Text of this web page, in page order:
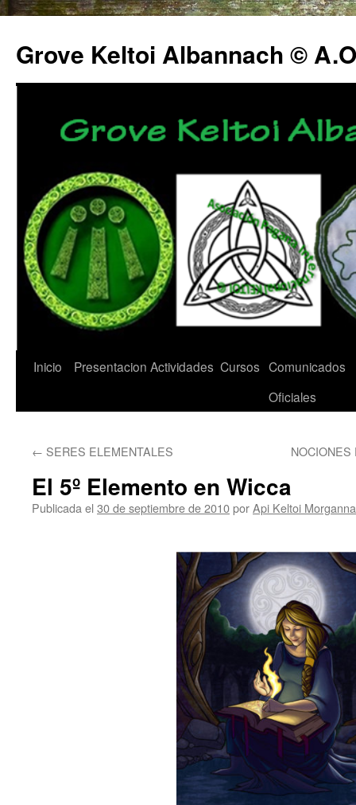
Grove Keltoi Albannach ©
Saltar
Inicio Presentacion Actividades Cursos Comunicados
Oficiales
← SERES ELEMENTALES
El 5º Elemento en Wicca
Publicada el 30 de septiembre de 2010porApi Keltoi Morganna